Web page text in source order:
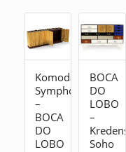
Komoda
Symphony
–
BOCA
DO
LOBO
BOCA
DO
LOBO
–
Kredens
Soho